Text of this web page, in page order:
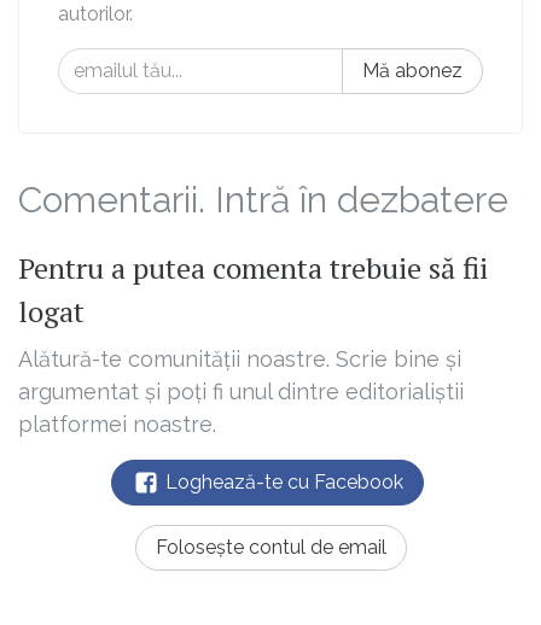
autorilor.
Mă abonez
Comentarii. Intră în dezbatere
Pentru a putea comenta trebuie să fii
logat
Alătură-te comunității noastre. Scrie bine și
argumentat și poți fi unul dintre editorialiștii
platformei noastre.
Loghează-te cu Facebook
Folosește contul de email